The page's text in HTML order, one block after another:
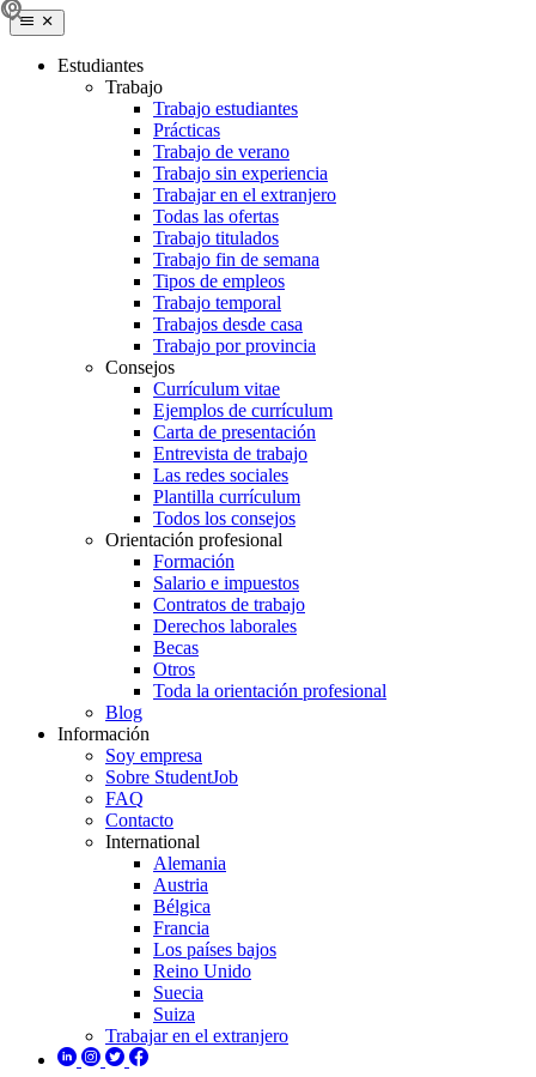
Estudiantes
Trabajo
Trabajo estudiantes
Prácticas
Trabajo de verano
Trabajo sin experiencia
Trabajar en el extranjero
Todas las ofertas
Trabajo titulados
Trabajo fin de semana
Tipos de empleos
Trabajo temporal
Trabajos desde casa
Trabajo por provincia
Consejos
Currículum vitae
Ejemplos de currículum
Carta de presentación
Entrevista de trabajo
Las redes sociales
Plantilla currículum
Todos los consejos
Orientación profesional
Formación
Salario e impuestos
Contratos de trabajo
Derechos laborales
Becas
Otros
Toda la orientación profesional
Blog
Información
Soy empresa
Sobre StudentJob
FAQ
Contacto
International
Alemania
Austria
Bélgica
Francia
Los países bajos
Reino Unido
Suecia
Suiza
Trabajar en el extranjero